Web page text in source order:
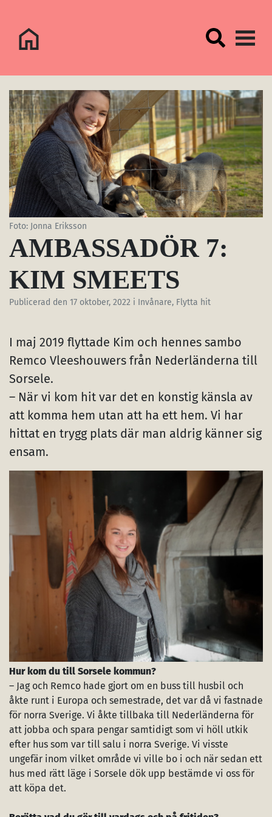
Logo Sorsele Webbportal
Foto: Jonna Eriksson
AMBASSADÖR 7:
KIM SMEETS
Publicerad den 17 oktober, 2022 i Invånare, Flytta hit
I maj 2019 flyttade Kim och hennes sambo
Remco Vleeshouwers från Nederländerna till
Sorsele.
– När vi kom hit var det en konstig känsla av
att komma hem utan att ha ett hem. Vi har
hittat en trygg plats där man aldrig känner sig
ensam.
Hur kom du till Sorsele kommun?
– Jag och Remco hade gjort om en buss till husbil och
åkte runt i Europa och semestrade, det var då vi fastnade
för norra Sverige. Vi åkte tillbaka till Nederländerna för
att jobba och spara pengar samtidigt som vi höll utkik
efter hus som var till salu i norra Sverige. Vi visste
ungefär inom vilket område vi ville bo i och när sedan ett
hus med rätt läge i Sorsele dök upp bestämde vi oss för
att köpa det.